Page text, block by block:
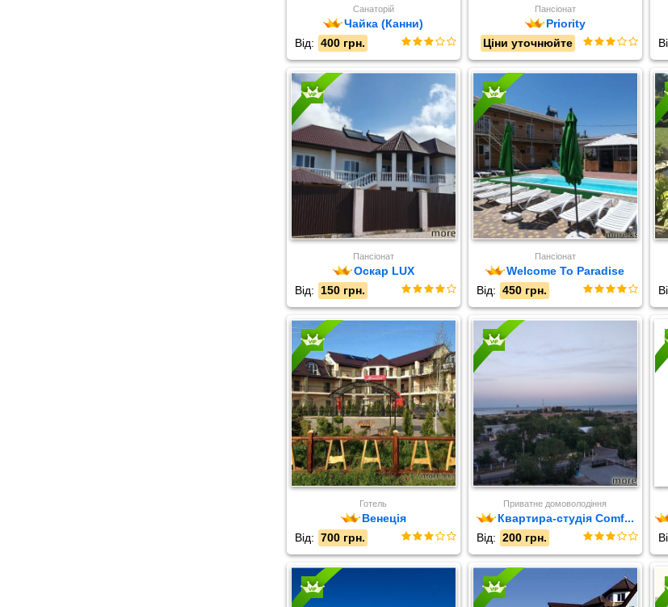
Санаторій
Чайка (Канни)
Від: 400 грн.
Пансіонат
Priority
Ціни уточнюйте
Пансіонат
Оскар LUX
Від: 150 грн.
Пансіонат
Welcome To Paradise
Від: 450 грн.
Готель
Венеція
Від: 700 грн.
Приватне домоволодіння
Квартира-студія Comf...
Від: 200 грн.